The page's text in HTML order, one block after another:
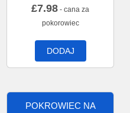
£7.98 - cana za
pokorowiec
DODAJ
POKROWIEC NA